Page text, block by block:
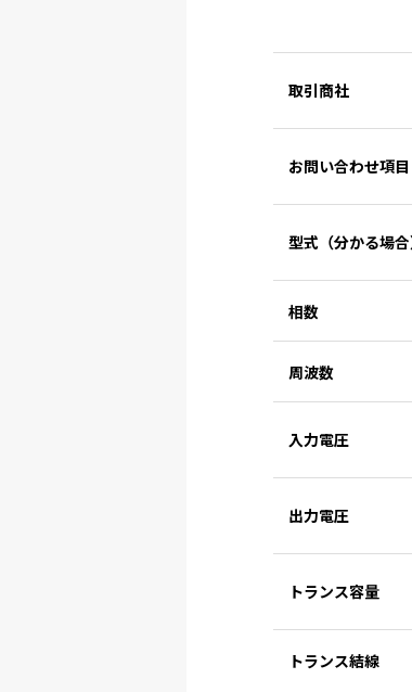
取引商社
お問い合わせ項目
型式（分かる場合
相数
周波数
入力電圧
出力電圧
トランス容量
トランス結線